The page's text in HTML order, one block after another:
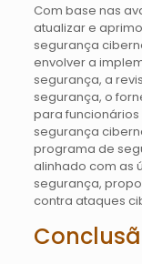
Com base nas
atualizar e
segurança
envolver a
segurança, a
segurança, o
para
segurança
programa de
alinhado com as
segurança,
contra ataques